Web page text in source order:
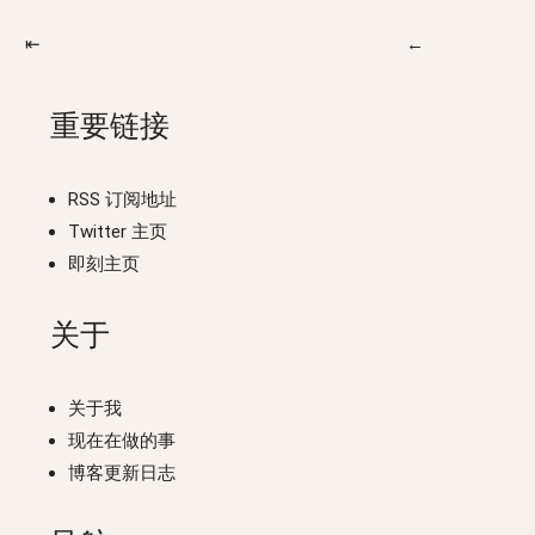
⇤ ←
重要链接
RSS 订阅地址
Twitter 主页
即刻主页
关于
关于我
现在在做的事
博客更新日志